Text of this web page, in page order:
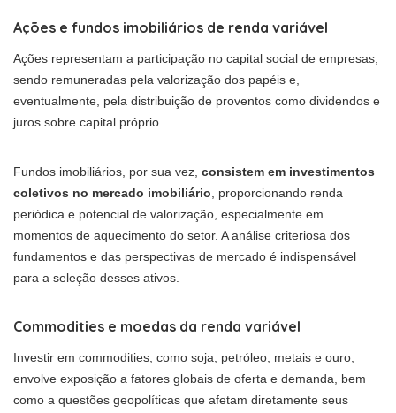
Ações e fundos imobiliários de renda variável
Ações representam a participação no capital social de empresas,
sendo remuneradas pela valorização dos papéis e,
eventualmente, pela distribuição de proventos como dividendos e
juros sobre capital próprio.
Fundos imobiliários, por sua vez, consistem em investimentos
coletivos no mercado imobiliário , proporcionando renda
periódica e potencial de valorização, especialmente em
momentos de aquecimento do setor. A análise criteriosa dos
fundamentos e das perspectivas de mercado é indispensável
para a seleção desses ativos.
Commodities e moedas da renda variável
Investir em commodities, como soja, petróleo, metais e ouro,
envolve exposição a fatores globais de oferta e demanda, bem
como a questões geopolíticas que afetam diretamente seus